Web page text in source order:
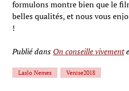
formulons montre bien que le
belles qualités, et nous vous
!
Publié dans On conseille vivement
Laslo Nemes Venise2018